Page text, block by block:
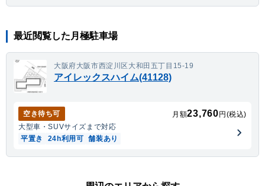
最近閲覧した月極駐車場
大阪府大阪市西淀川区大和田五丁目15-19
アイレックスハイム(41128)
空き待ち可 月額23,760 円(税込)
大型車・SUVサイズまで対応
平置き
24h利用可 舗装あり